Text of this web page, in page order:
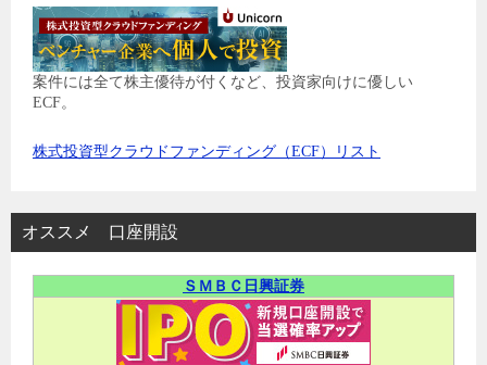
案件には全て株主優待が付くなど、投資家向けに優しい
ECF。
株式投資型クラウドファンディング（ECF）リスト
オススメ 口座開設
ＳＭＢＣ日興証券